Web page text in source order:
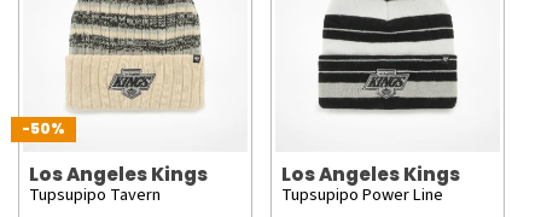
-50%
Los Angeles Kings
Tupsupipo Tavern
Los Angeles Kings
Tupsupipo Power Line